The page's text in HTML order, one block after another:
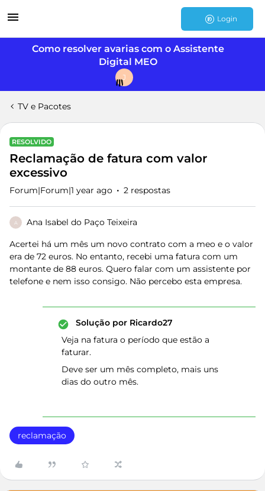
Login
Como resolver avarias com o Assistente
Digital MEO
J
TV e Pacotes
RESOLVIDO
Reclamação de fatura com valor
excessivo
Forum|Forum|1 year ago 2 respostas
A Ana Isabel do Paço Teixeira
Acertei há um mês um novo contrato com a meo e o valor
era de 72 euros. No entanto, recebi uma fatura com um
montante de 88 euros. Quero falar com um assistente por
telefone e nem isso consigo. Não percebo esta empresa.
Solução por Ricardo27
Veja na fatura o período que estão a
faturar.
Deve ser um mês completo, mais uns
dias do outro mês.
reclamação